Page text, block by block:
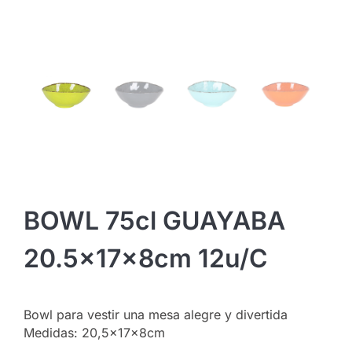
BOWL 75cl GUAYABA
20.5x17x8cm 12u/c
Bowl para vestir una mesa alegre y divertida
Medidas: 20,5x17x8cm